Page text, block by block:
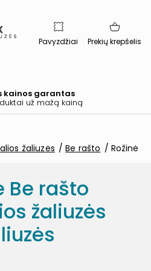
Pavyzdžiai Prekių krepšelis
kainos garantas
už mažą kainą
žaliuzės Be rašto Rožinė
Be rašto
žaliuzės